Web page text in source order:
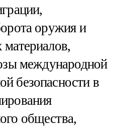
оружия и
международной
безопасности в
общества,